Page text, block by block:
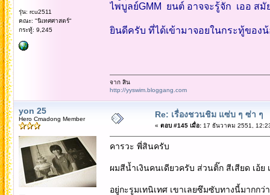
รุ่น: rcu2511
คณะ: "นิเทศศาสตร์"
กระทู้: 9,245
ไพบูลย์GMM ยนต์ อาจจะรู้จัก เออ ส
ยินดีครับ ที่ได้เข้ามาจอยในกระทู้ของ
จาก สิน
http://yyswim.bloggang.com
yon 25
Hero Cmadong Member Re: เรื่องชวนชิม แซ่บ ๆ ซ่า ๆ
« ตอบ #145 เมื่อ:17 ธันวาคม 2551,
คารวะ พี่สินครับ
ผมสีน้ำเงินคนเดียวครับ ส่วนติ๊ก สีเสียด เอ้
อยู่กะรูมเทนิเทศ เขาเลยซึมซับทางนี้มากกว่